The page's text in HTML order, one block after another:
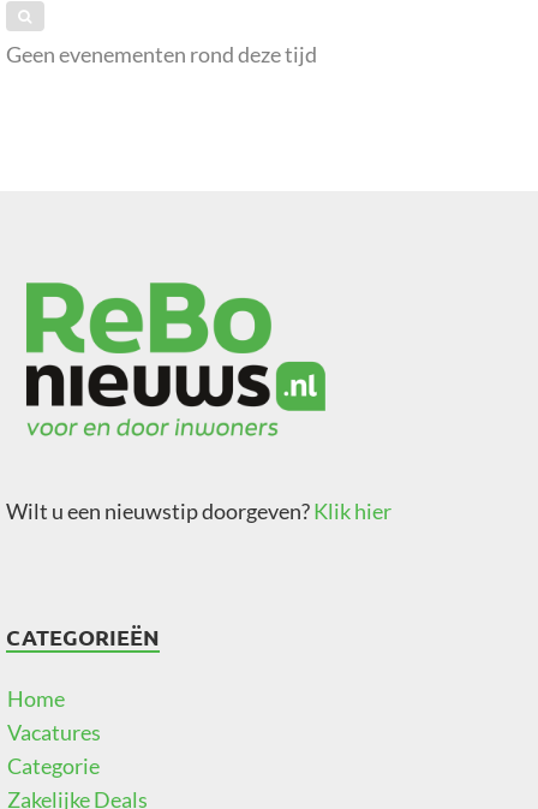
Geen evenementen rond deze tijd
Wilt u een nieuwstip doorgeven?Klik hier
CATEGORIEËN
Home
Vacatures
Categorie
Zakelijke Deals